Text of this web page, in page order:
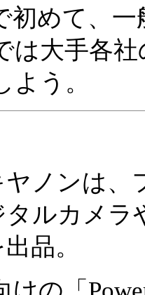
初めて、
は大手各
う。
ノンは、
タルカメラ
品。